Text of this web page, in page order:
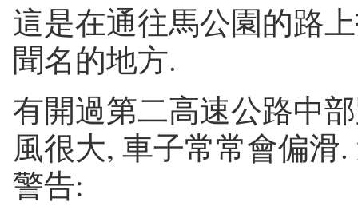
這是在通往馬公園的路
聞名的地方.
有開過第二高速公路中
風很大, 車子常常會偏滑
警告: